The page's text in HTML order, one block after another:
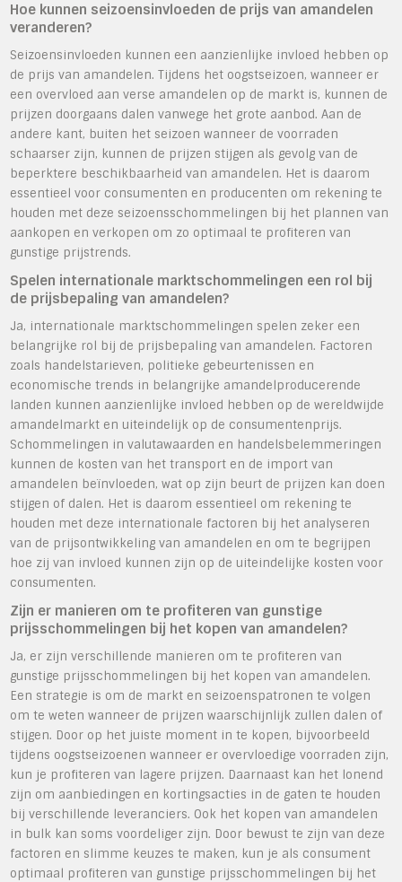
Hoe kunnen seizoensinvloeden de prijs van amandelen
veranderen?
Seizoensinvloeden kunnen een aanzienlijke invloed hebben op
de prijs van amandelen. Tijdens het oogstseizoen, wanneer er
een overvloed aan verse amandelen op de markt is, kunnen de
prijzen doorgaans dalen vanwege het grote aanbod. Aan de
andere kant, buiten het seizoen wanneer de voorraden
schaarser zijn, kunnen de prijzen stijgen als gevolg van de
beperktere beschikbaarheid van amandelen. Het is daarom
essentieel voor consumenten en producenten om rekening te
houden met deze seizoensschommelingen bij het plannen van
aankopen en verkopen om zo optimaal te profiteren van
gunstige prijstrends.
Spelen internationale marktschommelingen een rol bij
de prijsbepaling van amandelen?
Ja, internationale marktschommelingen spelen zeker een
belangrijke rol bij de prijsbepaling van amandelen. Factoren
zoals handelstarieven, politieke gebeurtenissen en
economische trends in belangrijke amandelproducerende
landen kunnen aanzienlijke invloed hebben op de wereldwijde
amandelmarkt en uiteindelijk op de consumentenprijs.
Schommelingen in valutawaarden en handelsbelemmeringen
kunnen de kosten van het transport en de import van
amandelen beïnvloeden, wat op zijn beurt de prijzen kan doen
stijgen of dalen. Het is daarom essentieel om rekening te
houden met deze internationale factoren bij het analyseren
van de prijsontwikkeling van amandelen en om te begrijpen
hoe zij van invloed kunnen zijn op de uiteindelijke kosten voor
consumenten.
Zijn er manieren om te profiteren van gunstige
prijsschommelingen bij het kopen van amandelen?
Ja, er zijn verschillende manieren om te profiteren van
gunstige prijsschommelingen bij het kopen van amandelen.
Een strategie is om de markt en seizoenspatronen te volgen
om te weten wanneer de prijzen waarschijnlijk zullen dalen of
stijgen. Door op het juiste moment in te kopen, bijvoorbeeld
tijdens oogstseizoenen wanneer er overvloedige voorraden zijn,
kun je profiteren van lagere prijzen. Daarnaast kan het lonend
zijn om aanbiedingen en kortingsacties in de gaten te houden
bij verschillende leveranciers. Ook het kopen van amandelen
in bulk kan soms voordeliger zijn. Door bewust te zijn van deze
factoren en slimme keuzes te maken, kun je als consument
optimaal profiteren van gunstige prijsschommelingen bij het